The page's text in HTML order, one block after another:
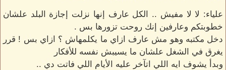
علياء: لا لا مفيش .. الكل عارف إنها نزلت إجازة البلد علشان
خطوبتكم وعارفين إنك روحت تزورها بس .
دخل مكتبه وهو مش عارف ازاي ما يكلمهاش ؟ ازاي بس ! قرر
يغرق في الشغل علشان ما يسيبش نفسه للأفكار
وبدأ يشوف ايه اللي اتآخر عليه الأيام اللي فاتت دي ..